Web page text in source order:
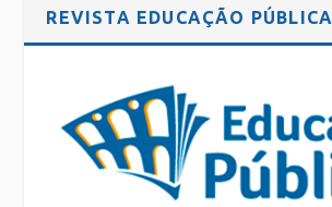
REVISTA EDUCAÇÃO PÚBLICA